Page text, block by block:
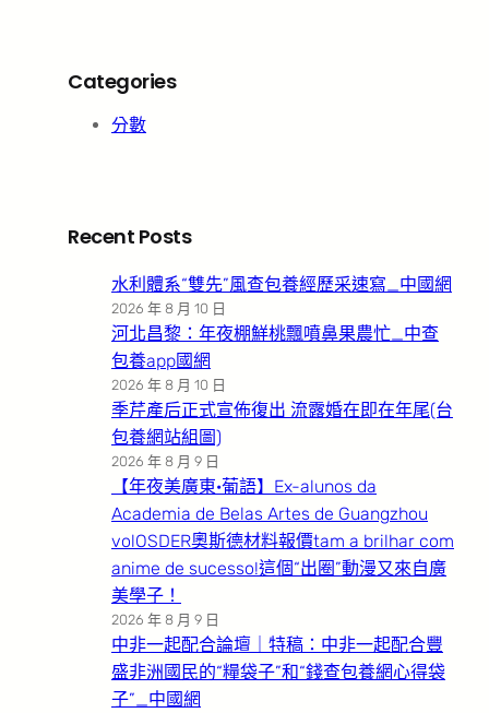
Categories
分數
Recent Posts
水利體系“雙先”風查包養經歷采速寫_中國網
2026 年 8 月 10 日
河北昌黎：年夜棚鮮桃飄噴鼻果農忙_中查
包養app國網
2026 年 8 月 10 日
季芹產后正式宣佈復出 流露婚在即在年尾(台
包養網站組圖)
2026 年 8 月 9 日
【年夜美廣東·葡語】Ex-alunos da
Academia de Belas Artes de Guangzhou
volOSDER奧斯德材料報價tam a brilhar com
anime de sucesso!這個“出圈”動漫又來自廣
美學子！
2026 年 8 月 9 日
中非一起配合論壇｜特稿：中非一起配合豐
盛非洲國民的“糧袋子”和“錢查包養網心得袋
子”_中國網